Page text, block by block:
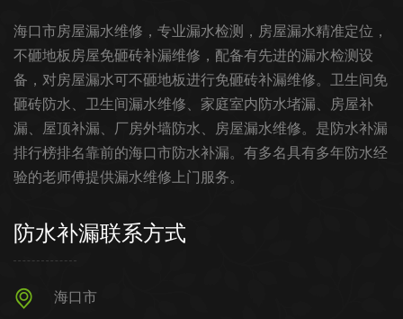
海口市房屋漏水维修，专业漏水检测，房屋漏水精准定位，
不砸地板房屋免砸砖补漏维修，配备有先进的漏水检测设
备，对房屋漏水可不砸地板进行免砸砖补漏维修。卫生间免
砸砖防水、卫生间漏水维修、家庭室内防水堵漏、房屋补
漏、屋顶补漏、厂房外墙防水、房屋漏水维修。是防水补漏
排行榜排名靠前的海口市防水补漏。有多名具有多年防水经
验的老师傅提供漏水维修上门服务。
防水补漏联系方式
海口市